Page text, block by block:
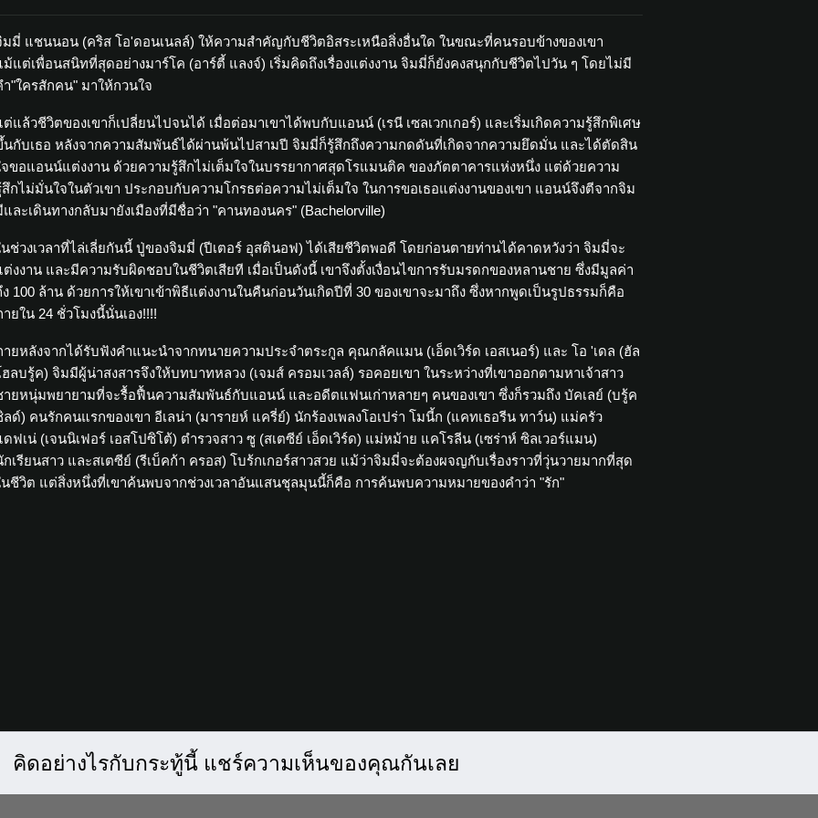
มมี่ แชนนอน (คริส โอ'ดอนเนลล์) ให้ความสำคัญกับชีวิตอิสระเหนือสิ่งอื่นใด ในขณะที่คนรอบข้างของเขา
ม้แต่เพื่อนสนิทที่สุดอย่างมาร์โค (อาร์ตี้ แลงจ์) เริ่มคิดถึงเรื่องแต่งงาน จิมมี่ก็ยังคงสนุกกับชีวิตไปวัน ๆ โดยไม่มี
ำ"ใครสักคน" มาให้กวนใจ
แล้วชีวิตของเขาก็เปลี่ยนไปจนได้ เมื่อต่อมาเขาได้พบกับแอนน์ (เรนี เซลเวกเกอร์) และเริ่มเกิดความรู้สึกพิเศษ
นกับเธอ หลังจากความสัมพันธ์ได้ผ่านพ้นไปสามปี จิมมี่ก็รู้สึกถึงความกดดันที่เกิดจากความยึดมั่น และได้ตัดสิน
จขอแอนน์แต่งงาน ด้วยความรู้สึกไม่เต็มใจในบรรยากาศสุดโรแมนติค ของภัตตาคารแห่งหนึ่ง แต่ด้วยความ
สึกไม่มั่นใจในตัวเขา ประกอบกับความโกรธต่อความไม่เต็มใจ ในการขอเธอแต่งงานของเขา แอนน์จึงตีจากจิม
ละเดินทางกลับมายังเมืองที่มีชื่อว่า "คานทองนคร" (Bachelorville)
นช่วงเวลาที่ไล่เลี่ยกันนี้ ปู่ของจิมมี่ (ปีเตอร์ อุสตินอฟ) ได้เสียชีวิตพอดี โดยก่อนตายท่านได้คาดหวังว่า จิมมี่จะ
ต่งงาน และมีความรับผิดชอบในชีวิตเสียที เมื่อเป็นดังนี้ เขาจึงตั้งเงื่อนไขการรับมรดกของหลานชาย ซึ่งมีมูลค่า
100 ล้าน ด้วยการให้เขาเข้าพิธีแต่งงานในคืนก่อนวันเกิดปีที่ 30 ของเขาจะมาถึง ซึ่งหากพูดเป็นรูปธรรมก็คือ
ยใน 24 ชั่วโมงนี้นั่นเอง!!!!
ายหลังจากได้รับฟังคำแนะนำจากทนายความประจำตระกูล คุณกลัคแมน (เอ็ดเวิร์ด เอสเนอร์) และ โอ 'เดล (ฮัล
ลบรู้ค) จิมมีผู้น่าสงสารจึงให้บทบาทหลวง (เจมส์ ครอมเวลล์) รอคอยเขา ในระหว่างที่เขาออกตามหาเจ้าสาว
ายหนุ่มพยายามที่จะรื้อฟื้นความสัมพันธ์กับแอนน์ และอดีตแฟนเก่าหลายๆ คนของเขา ซึ่งก็รวมถึง บัคเลย์ (บรู้ค
ลด์) คนรักคนแรกของเขา อีเลน่า (มารายห์ แครี่ย์) นักร้องเพลงโอเปร่า โมนี้ก (แคทเธอรีน ทาว์น) แม่ครัว
ฟเน่ (เจนนิเฟอร์ เอสโปซิโต้) ตำรวจสาว ซู (สเตซีย์ เอ็ดเวิร์ด) แม่หม้าย แคโรลีน (เซร่าห์ ซิลเวอร์แมน)
กเรียนสาว และสเตซีย์ (รีเบ็คก้า ครอส) โบร้กเกอร์สาวสวย แม้ว่าจิมมี่จะต้องผจญกับเรื่องราวที่วุ่นวายมากที่สุด
นชีวิต แต่สิ่งหนึ่งที่เขาค้นพบจากช่วงเวลาอันแสนชุลมุนนี้ก็คือ การค้นพบความหมายของคำว่า "รัก"
คิดอย่างไรกับกระทู้นี้ แชร์ความเห็นของคุณกันเลย